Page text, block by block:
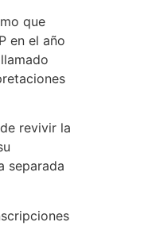
que
en el año
revivir la
separada